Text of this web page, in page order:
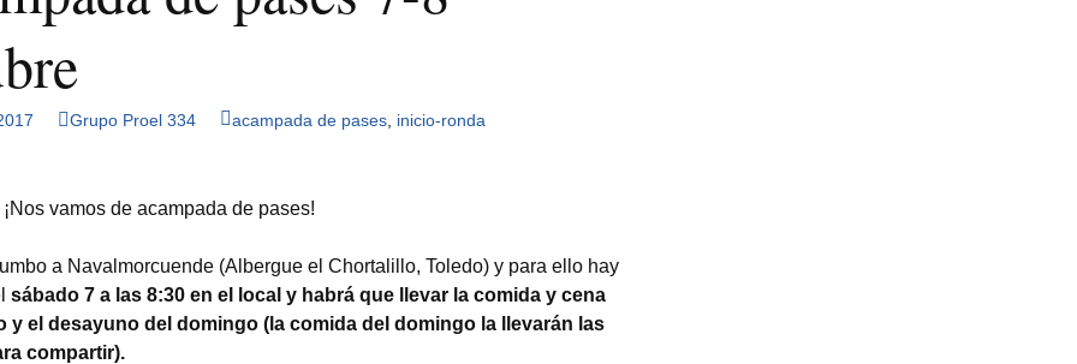
otras
Grupo Proel 334 acampada de pases inicio-ronda
vamos de acampada de pases!
a Navalmorcuende (Albergue el Chortalillo, Toledo) y para ello hay
sábado 7 a las 8:30 en el local y habrá que llevar la comida y cena
y el desayuno del domingo (la comida del domingo la llevarán las
compartir).